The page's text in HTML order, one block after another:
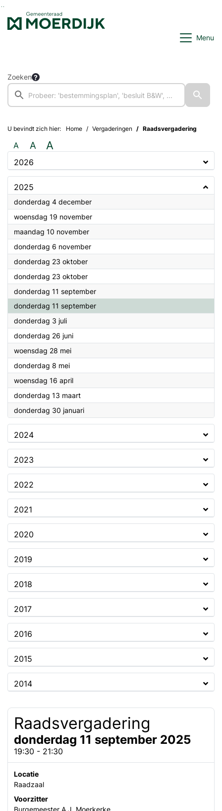
Ga naar de inhoud van deze pagina
Ga naar het zoeken
Ga naar het menu
Menu
Zoeken
U bevindt zich hier: Home Vergaderingen Raadsvergadering
A A A
2026
2025
donderdag 4 december2025
woensdag 19 november2025
maandag 10 november2025
donderdag 6 november2025
donderdag 23 oktober2025
donderdag 23 oktober2025
donderdag 11 september2025
donderdag 11 september2025
donderdag 3 juli2025
donderdag 26 juni2025
woensdag 28 mei2025
donderdag 8 mei2025
woensdag 16 april2025
donderdag 13 maart2025
donderdag 30 januari2025
2024
2023
2022
2021
2020
2019
2018
2017
2016
2015
2014
Raadsvergadering
donderdag 11 september 2025
19:30 - 21:30
Locatie
Raadzaal
Voorzitter
Burgemeester A.J. Moerkerke